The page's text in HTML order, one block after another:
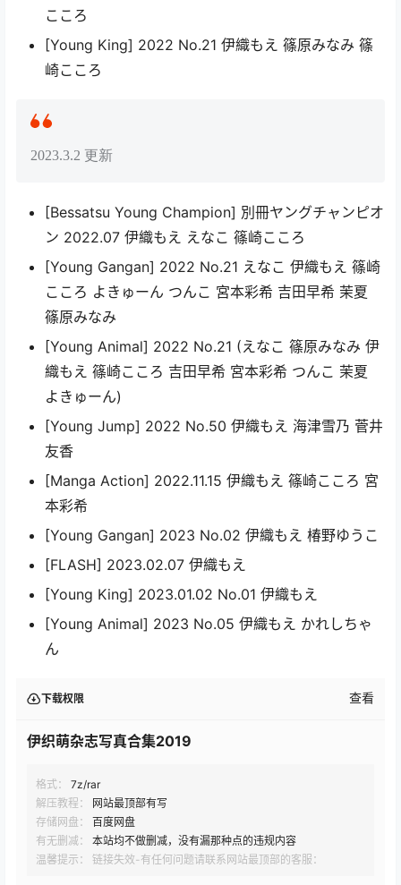
こころ
[Young King] 2022 No.21 伊織もえ 篠原みなみ 篠
崎こころ
2023.3.2 更新
[Bessatsu Young Champion] 別冊ヤングチャンピオ
ン 2022.07 伊織もえ えなこ 篠崎こころ
[Young Gangan] 2022 No.21 えなこ 伊織もえ 篠崎
こころ よきゅーん つんこ 宮本彩希 吉田早希 茉夏
篠原みなみ
[Young Animal] 2022 No.21 (えなこ 篠原みなみ 伊
織もえ 篠崎こころ 吉田早希 宮本彩希 つんこ 茉夏
よきゅーん)
[Young Jump] 2022 No.50 伊織もえ 海津雪乃 菅井
友香
[Manga Action] 2022.11.15 伊織もえ 篠崎こころ 宮
本彩希
[Young Gangan] 2023 No.02 伊織もえ 椿野ゆうこ
[FLASH] 2023.02.07 伊織もえ
[Young King] 2023.01.02 No.01 伊織もえ
[Young Animal] 2023 No.05 伊織もえ かれしちゃ
ん
下载权限 查看
伊织萌杂志写真合集2019
格式：
7z/rar
解压教程：
网站最顶部有写
存储网盘：
百度网盘
有无删减：
本站均不做删减，没有漏那种点的违规内容
温馨提示： 链接失效-有任何问题请联系网站最顶部的客服：